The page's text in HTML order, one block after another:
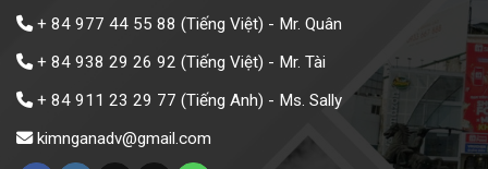
+ 84 977 44 55 88 (Tiếng Việt) - Mr. Quân
+ 84 938 29 26 92 (Tiếng Việt) - Mr. Tài
+ 84 911 23 29 77 (Tiếng Anh) - Ms. Sally
kimnganadv@gmail.com